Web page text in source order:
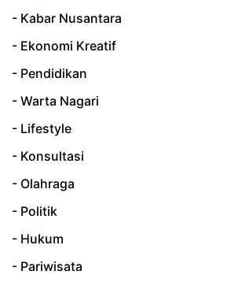
- Kabar Nusantara
- Ekonomi Kreatif
- Pendidikan
- Warta Nagari
- Lifestyle
- Konsultasi
- Olahraga
- Politik
- Hukum
- Pariwisata